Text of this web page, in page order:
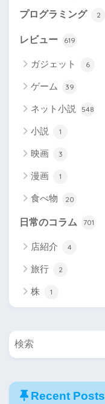
プログラミング 2
レビュー 619
ガジェット 6
ゲーム 39
ネット小説 548
小説 1
映画 3
漫画 1
食べ物 20
日常のコラム 701
店紹介 4
旅行 2
株 1
Recent Posts